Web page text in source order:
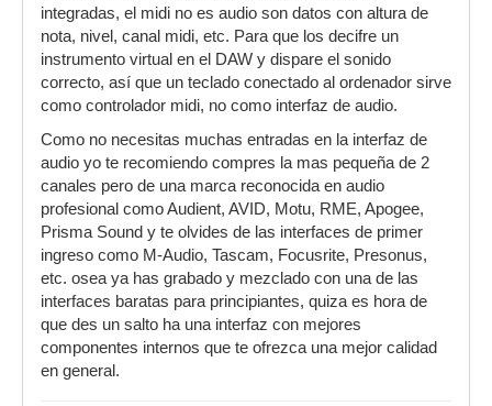
integradas, el midi no es audio son datos con altura de
nota, nivel, canal midi, etc. Para que los decifre un
instrumento virtual en el DAW y dispare el sonido
correcto, así que un teclado conectado al ordenador sirve
como controlador midi, no como interfaz de audio.
Como no necesitas muchas entradas en la interfaz de
audio yo te recomiendo compres la mas pequeña de 2
canales pero de una marca reconocida en audio
profesional como Audient, AVID, Motu, RME, Apogee,
Prisma Sound y te olvides de las interfaces de primer
ingreso como M-Audio, Tascam, Focusrite, Presonus,
etc. osea ya has grabado y mezclado con una de las
interfaces baratas para principiantes, quiza es hora de
que des un salto ha una interfaz con mejores
componentes internos que te ofrezca una mejor calidad
en general.